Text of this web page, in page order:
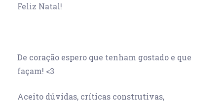
Feliz Natal!
De coração espero que tenham gostado e que
façam! <3
Aceito dúvidas, críticas construtivas,